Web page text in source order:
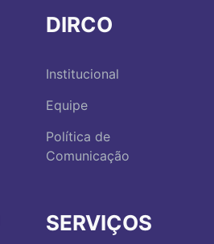
DIRCO
Institucional
Equipe
Política de
Comunicação
SERVIÇOS